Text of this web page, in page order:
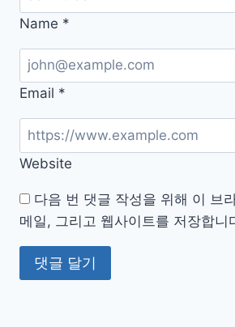
Name *
Email *
Website
다음 번 댓글 작성을 위해 이 브
메일, 그리고 웹사이트를 저장합니